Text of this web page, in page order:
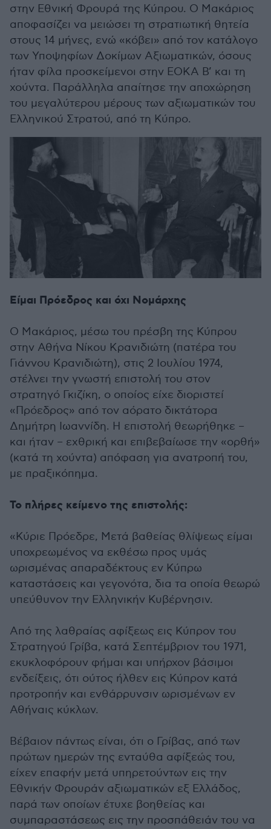
στην Εθνική Φρουρά της Κύπρου. Ο Μακάριος
αποφασίζει να μειώσει τη στρατιωτική θητεία
στους 14 μήνες, ενώ «κόβει» από τον κατάλογο
των Υποψηφίων Δοκίμων Αξιωματικών, όσους
ήταν φίλα προσκείμενοι στην ΕΟΚΑ Β’ και τη
χούντα. Παράλληλα απαίτησε την αποχώρηση
του μεγαλύτερου μέρους των αξιωματικών του
Ελληνικού Στρατού, από τη Κύπρο.
Είμαι Πρόεδρος και όχι Νομάρχης
Ο Μακάριος, μέσω του πρέσβη της Κύπρου
στην Αθήνα Νίκου Κρανιδιώτη (πατέρα του
Γιάννου Κρανιδιώτη), στις 2 Ιουλίου 1974,
στέλνει την γνωστή επιστολή του στον
στρατηγό Γκιζίκη, ο οποίος είχε διοριστεί
«Πρόεδρος» από τον αόρατο δικτάτορα
Δημήτρη Ιωαννίδη. Η επιστολή θεωρήθηκε –
και ήταν – εχθρική και επιβεβαίωσε την «ορθή»
(κατά τη χούντα) απόφαση για ανατροπή του,
με πραξικόπημα.
Το πλήρες κείμενο της επιστολής:
«Κύριε Πρόεδρε, Μετά βαθείας θλίψεως είμαι
υποχρεωμένος να εκθέσω προς υμάς
ωρισμένας απαραδέκτους εν Κύπρω
καταστάσεις και γεγονότα, δια τα οποία θεωρώ
υπεύθυνον την Ελληνικήν Κυβέρνησιν.
Από της λαθραίας αφίξεως εις Κύπρον του
Στρατηγού Γρίβα, κατά Σεπτέμβριον του 1971,
εκυκλοφόρουν φήμαι και υπήρχον βάσιμοι
ενδείξεις, ότι ούτος ήλθεν εις Κύπρον κατά
προτροπήν και ενθάρρυνσιν ωρισμένων εν
Αθήναις κύκλων.
Βέβαιον πάντως είναι, ότι ο Γρίβας, από των
πρώτων ημερών της ενταύθα αφίξεώς του,
είχεν επαφήν μετά υπηρετούντων εις την
Εθνικήν Φρουράν αξιωματικών εξ Ελλάδος,
παρά των οποίων έτυχε βοηθείας και
συμπαραστάσεως εις την προσπάθειάν του να